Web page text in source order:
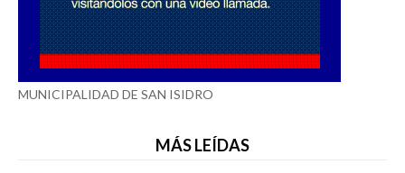
MUNICIPALIDAD DE SAN ISIDRO
MÁS LEÍDAS